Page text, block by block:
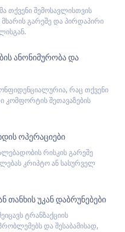
თქვენი შემოსავლისთვის
გარეშე და პირდაპირი
Ანონიმურობა Და
რაც თქვენი
კომფორტის შეთავაზების
Ოპერაციები
რისკის გარეშე
კრიპტო ან სასურველ
Უკან Დაბრუნებები
ტრანზაქციის
და შესაბამისად,